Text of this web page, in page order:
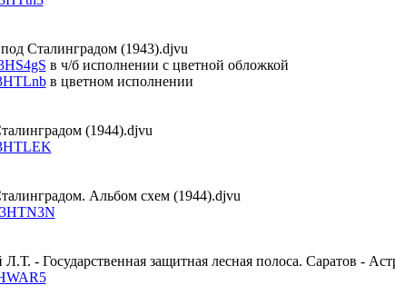
Сталинградом (1943).djvu
в ч/б исполнении с цветной обложкой
в цветном исполнении
(1944).djvu
Альбом схем (1944).djvu
- Государственная защитная лесная полоса. Саратов -